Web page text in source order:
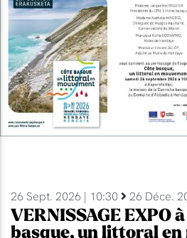
26 Sept. 2026 | 10:30 26 Déce.
VERNISSAGE EXPO
basque, un littoral